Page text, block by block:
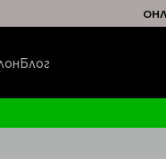
Блог